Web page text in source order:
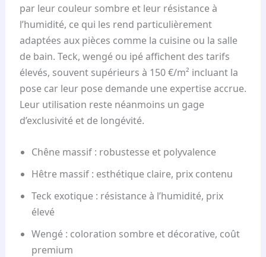
par leur couleur sombre et leur résistance à
l’humidité, ce qui les rend particulièrement
adaptées aux pièces comme la cuisine ou la salle
de bain. Teck, wengé ou ipé affichent des tarifs
élevés, souvent supérieurs à 150 €/m² incluant la
pose car leur pose demande une expertise accrue.
Leur utilisation reste néanmoins un gage
d’exclusivité et de longévité.
Chêne massif : robustesse et polyvalence
Hêtre massif : esthétique claire, prix contenu
Teck exotique : résistance à l’humidité, prix
élevé
Wengé : coloration sombre et décorative, coût
premium